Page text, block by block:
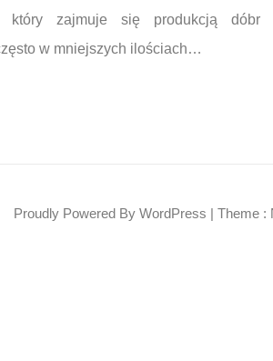
który zajmuje się produkcją dóbr
w mniejszych ilościach…
Proudly Powered By WordPress | Theme :